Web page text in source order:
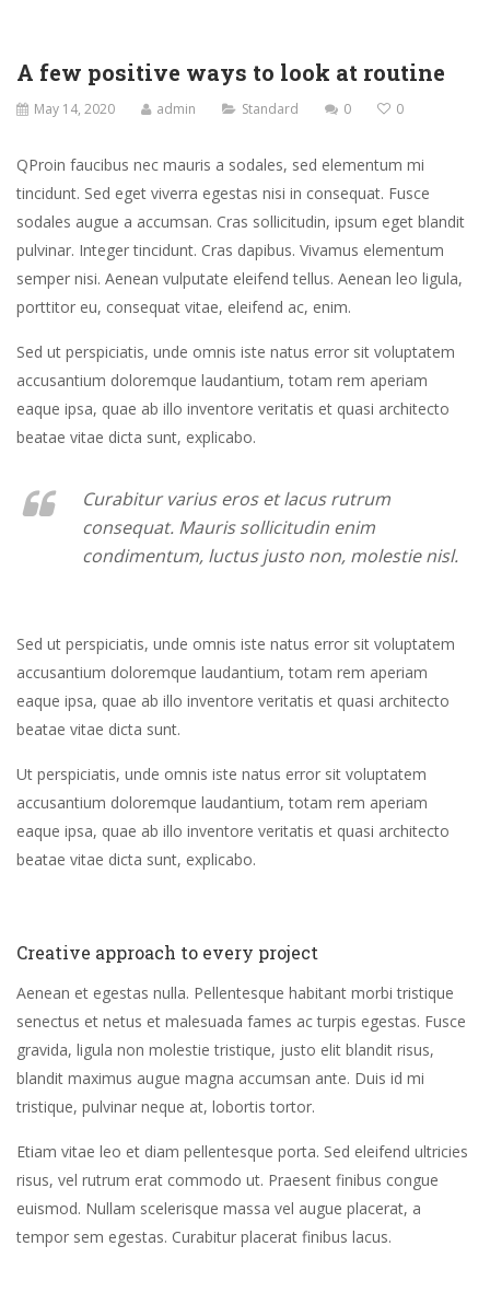
A few positive ways to look at routine
May 14, 2020 admin Standard 0 0
QProin faucibus nec mauris a sodales, sed elementum mi
tincidunt. Sed eget viverra egestas nisi in consequat. Fusce
sodales augue a accumsan. Cras sollicitudin, ipsum eget blandit
pulvinar. Integer tincidunt. Cras dapibus. Vivamus elementum
semper nisi. Aenean vulputate eleifend tellus. Aenean leo ligula,
porttitor eu, consequat vitae, eleifend ac, enim.
Sed ut perspiciatis, unde omnis iste natus error sit voluptatem
accusantium doloremque laudantium, totam rem aperiam
eaque ipsa, quae ab illo inventore veritatis et quasi architecto
beatae vitae dicta sunt, explicabo.
Curabitur varius eros et lacus rutrum
consequat. Mauris sollicitudin enim
condimentum, luctus justo non, molestie nisl.
Sed ut perspiciatis, unde omnis iste natus error sit voluptatem
accusantium doloremque laudantium, totam rem aperiam
eaque ipsa, quae ab illo inventore veritatis et quasi architecto
beatae vitae dicta sunt.
Ut perspiciatis, unde omnis iste natus error sit voluptatem
accusantium doloremque laudantium, totam rem aperiam
eaque ipsa, quae ab illo inventore veritatis et quasi architecto
beatae vitae dicta sunt, explicabo.
Creative approach to every project
Aenean et egestas nulla. Pellentesque habitant morbi tristique
senectus et netus et malesuada fames ac turpis egestas. Fusce
gravida, ligula non molestie tristique, justo elit blandit risus,
blandit maximus augue magna accumsan ante. Duis id mi
tristique, pulvinar neque at, lobortis tortor.
Etiam vitae leo et diam pellentesque porta. Sed eleifend ultricies
risus, vel rutrum erat commodo ut. Praesent finibus congue
euismod. Nullam scelerisque massa vel augue placerat, a
tempor sem egestas. Curabitur placerat finibus lacus.